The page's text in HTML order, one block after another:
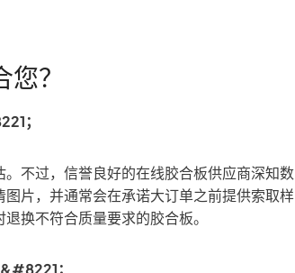
？
；
不过，信誉良好的在线胶合板供应商深知数
片，并通常会在承诺大订单之前提供索取样
换不符合质量要求的胶合板。